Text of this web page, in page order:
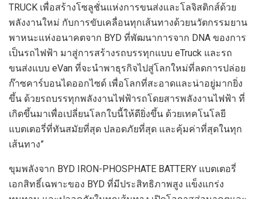
TRUCK เพื่อสร้างโซลูชั่นแห่งการขนส่งและโลจิสติกส์ด้วย
พลังงานใหม่ กับการขับเคลื่อนทุกเส้นทางด้วยนวัตกรรมยาน
พาหนะแห่งอนาคตจาก BYD ที่พัฒนาการจาก DNA ของการ
เป็นรถไฟฟ้า มาสู่การสร้างรถบรรทุกแบบ eTruck และรถ
ขนส่งแบบ eVan ที่จะนำพาธุรกิจไปสู่โลกใหม่ที่ลดการปล่อย
ก๊าซคาร์บอนไดออกไซด์ เพื่อโลกที่สะอาดและน่าอยู่มากยิ่ง
ขึ้น ด้วยรถบรรทุกพลังงานไฟฟ้ารถโดยสารพลังงานไฟฟ้า ที่
เกิดขึ้นมาเพื่อเปลี่ยนโลกใบนี้ให้ดียิ่งขึ้น ด้วยเทคโนโลยี
แบตเตอรี่ที่ทันสมัยที่สุด ปลอดภัยที่สุด และคุ้มค่าที่สุดในทุก
เส้นทาง”
ขุมพลังจาก BYD IRON-PHOSPHATE BATTERY แบตเตอรี่
เอกสิทธิ์เฉพาะของ BYD ที่มีประสิทธิภาพสูง แข็งแกร่ง